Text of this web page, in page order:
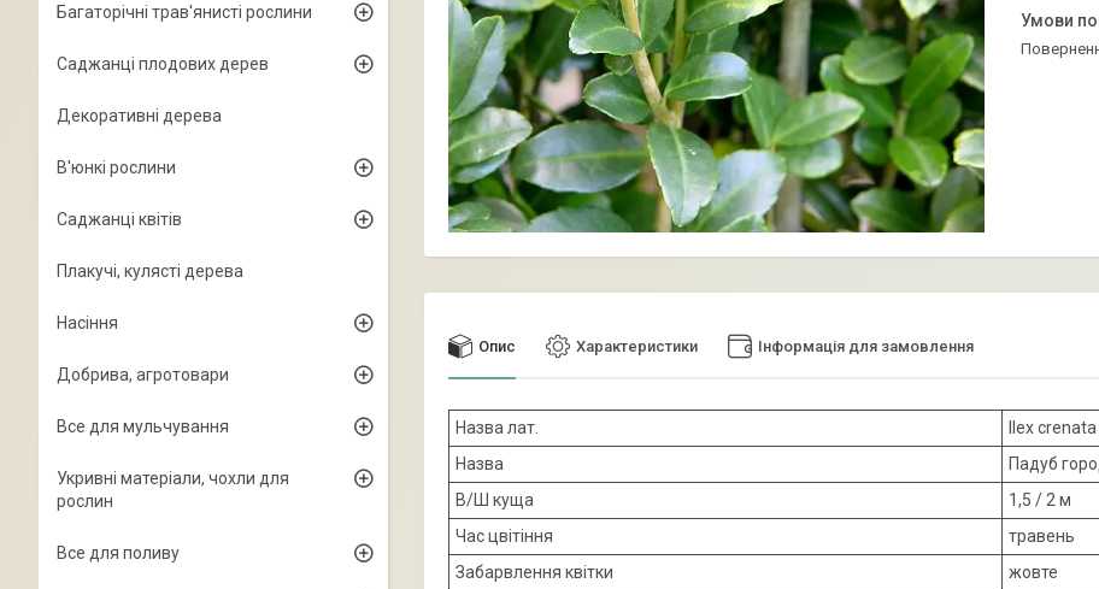
Опис Характеристики Інформація для замовлення
Назва лат.
Ilex
Назва
Падуб
В/Ш куща
1,5 / 2 м
Час цвітіння
травень
Забарвлення квітки
жовте
Багаторічні трав'янисті рослини
Саджанці плодових дерев
Декоративні дерева
В'юнкі рослини
Саджанці квітів
Плакучі, кулясті дерева
Насіння
Добрива, агротовари
Все для мульчування
Укривні матеріали, чохли для
рослин
Все для поливу